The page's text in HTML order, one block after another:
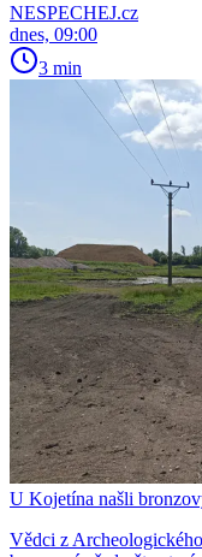
NESPECHEJ.cz
dnes, 09:00
3 min
U Kojetína našli
Vědci z